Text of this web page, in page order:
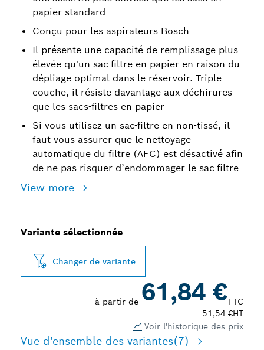
papier standard
Conçu pour les aspirateurs Bosch
Il présente une capacité de remplissage plus
élevée qu'un sac-filtre en papier en raison du
dépliage optimal dans le réservoir. Triple
couche, il résiste davantage aux déchirures
que les sacs-filtres en papier
Si vous utilisez un sac-filtre en non-tissé, il
faut vous assurer que le nettoyage
automatique du filtre (AFC) est désactivé afin
de ne pas risquer d’endommager le sac-filtre
View more
Variante sélectionnée
Changer de variante
à partir de 61,84 €TTC
51,54 €HT
Voir l'historique des prix
Vue d'ensemble des variantes(7)